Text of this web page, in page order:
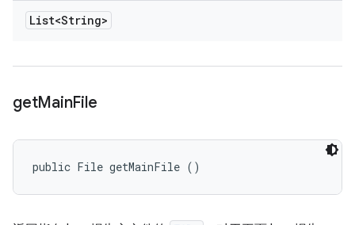
List<String>
getMainFile
public File getMainFile ()